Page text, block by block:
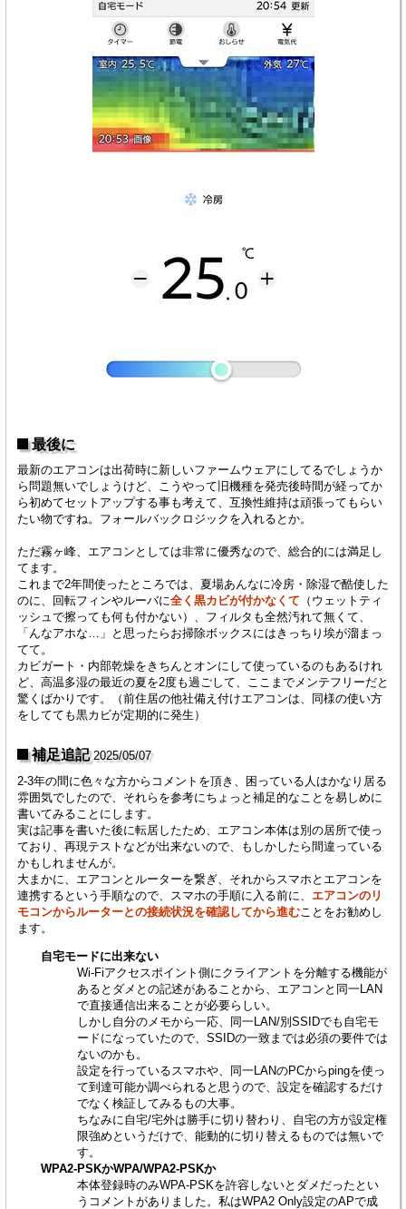
最後に
最新のエアコンは出荷時に新しいファームウェアにしてるでしょうか
ら問題無いでしょうけど、こうやって旧機種を発売後時間が経ってか
ら初めてセットアップする事も考えて、互換性維持は頑張ってもらい
たい物ですね。フォールバックロジックを入れるとか。
ただ霧ヶ峰、エアコンとしては非常に優秀なので、総合的には満足し
てます。
これまで2年間使ったところでは、夏場あんなに冷房・除湿で酷使した
のに、回転フィンやルーバに全く黒カビが付かなくて （ウェットティ
ッシュで擦っても何も付かない）、フィルタも全然汚れて無くて、
「んなアホな…」と思ったらお掃除ボックスにはきっちり埃が溜まっ
てて。
カビガート・内部乾燥をきちんとオンにして使っているのもあるけれ
ど、高温多湿の最近の夏を2度も過ごして、ここまでメンテフリーだと
驚くばかりです。（前住居の他社備え付けエアコンは、同様の使い方
をしてても黒カビが定期的に発生）
補足追記 2025/05/07
2-3年の間に色々な方からコメントを頂き、困っている人はかなり居る
雰囲気でしたので、それらを参考にちょっと補足的なことを易しめに
書いてみることにします。
実は記事を書いた後に転居したため、エアコン本体は別の居所で使っ
ており、再現テストなどが出来ないので、もしかしたら間違っている
かもしれませんが。
大まかに、エアコンとルーターを繋ぎ、それからスマホとエアコンを
連携するという手順なので、スマホの手順に入る前に、 エアコンのリ
モコンからルーターとの接続状況を確認してから進む ことをお勧めし
ます。
自宅モードに出来ない
Wi-Fiアクセスポイント側にクライアントを分離する機能が
あるとダメとの記述があることから、エアコンと同一LAN
で直接通信出来ることが必要らしい。
しかし自分のメモから一応、同一LAN/別SSIDでも自宅モ
ードになっていたので、SSIDの一致までは必須の要件では
ないのかも。
設定を行っているスマホや、同一LANのPCからpingを使っ
て到達可能か調べられると思うので、設定を確認するだけ
でなく検証してみるもの大事。
ちなみに自宅/宅外は勝手に切り替わり、自宅の方が設定権
限強めというだけで、能動的に切り替えるものでは無いで
す。
WPA2-PSKかWPA/WPA2-PSKか
本体登録時のみWPA-PSKを許容しないとダメだったとい
うコメントがありました。私はWPA2 Only設定のAPで成